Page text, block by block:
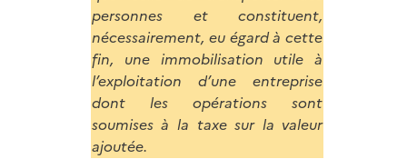
personnes et constituent,
nécessairement, eu égard à cette
fin, une immobilisation utile à
l’exploitation d’une entreprise
dont les opérations sont
soumises à la taxe sur la valeur
ajoutée.